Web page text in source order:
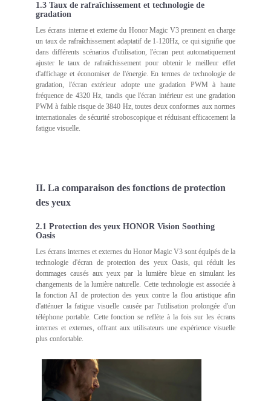
1.3 Taux de rafraîchissement et technologie de
gradation
Les écrans interne et externe du Honor Magic V3 prennent en charge
un taux de rafraîchissement adaptatif de 1-120Hz, ce qui signifie que
dans différents scénarios d'utilisation, l'écran peut automatiquement
ajuster le taux de rafraîchissement pour obtenir le meilleur effet
d'affichage et économiser de l'énergie. En termes de technologie de
gradation, l'écran extérieur adopte une gradation PWM à haute
fréquence de 4320 Hz, tandis que l'écran intérieur est une gradation
PWM à faible risque de 3840 Hz, toutes deux conformes aux normes
internationales de sécurité stroboscopique et réduisant efficacement la
fatigue visuelle.
II. La comparaison des fonctions de protection
des yeux
2.1 Protection des yeux HONOR Vision Soothing
Oasis
Les écrans internes et externes du Honor Magic V3 sont équipés de la
technologie d'écran de protection des yeux Oasis, qui réduit les
dommages causés aux yeux par la lumière bleue en simulant les
changements de la lumière naturelle. Cette technologie est associée à
la fonction AI de protection des yeux contre la flou artistique afin
d'atténuer la fatigue visuelle causée par l'utilisation prolongée d'un
téléphone portable. Cette fonction se reflète à la fois sur les écrans
internes et externes, offrant aux utilisateurs une expérience visuelle
plus confortable.